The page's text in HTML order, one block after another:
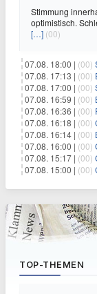
Stimmung
optimistisch.
[…] (00)
07.08. 18:00 | (00)
07.08. 17:13 | (00)
07.08. 17:00 | (00)
07.08. 16:59 | (00)
07.08. 16:36 | (00)
07.08. 16:18 | (00)
07.08. 16:14 | (00)
07.08. 16:00 | (00)
07.08. 15:17 | (00)
07.08. 15:00 | (00)
TOP-THEMEN